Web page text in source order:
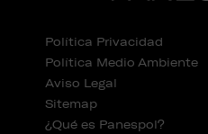
Política Privacidad
Política Medio Ambiente
Aviso Legal
Sitemap
¿Qué es Panespol?